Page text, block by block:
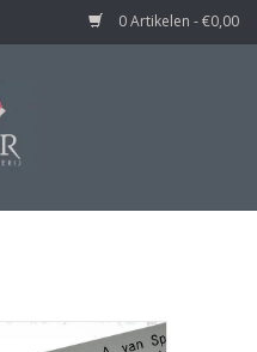
0 Artikelen - €0,00